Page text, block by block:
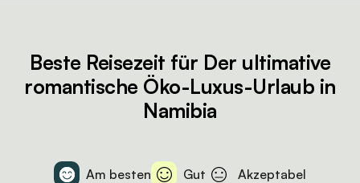
Beste Reisezeit für Der ultimative
romantische Öko-Luxus-Urlaub in
Namibia
Am besten Gut Akzeptabel